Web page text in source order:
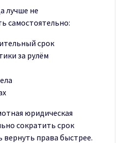
лучше не
самостоятельно:
срок
за рулём
юридическая
сократить срок
права быстрее.